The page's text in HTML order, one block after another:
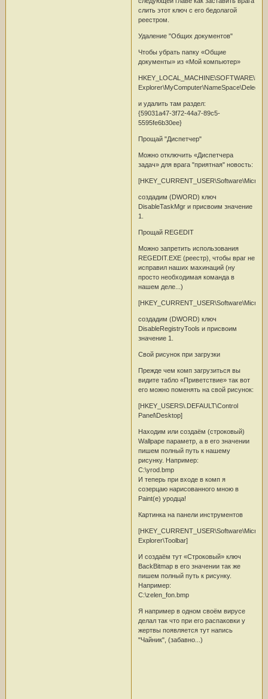
слить этот ключ с его бедолагой
реестром.
Удаление "Общих документов"
Чтобы убрать папку «Общие
документы» из «Мой компьютер»
и удалить там раздел:
{59031a47-3f72-44a7-89c5-
5595fe6b30ee}
Прощай "Диспетчер"
Можно отключить «Диспетчера
задач» для врага "приятная" новость:
создадим (DWORD) ключ
DisableTaskMgr и присвоим значение
1.
Прощай REGEDIT
Можно запретить использования
REGEDIT.EXE (реестр), чтобы враг не
исправил наших махинаций (ну
просто необходимая команда в
нашем деле...)
создадим (DWORD) ключ
DisableRegistryTools и присвоим
значение 1.
Свой рисунок при загрузки
Прежде чем комп загрузиться вы
видите табло «Приветствие» так вот
его можно поменять на свой рисунок:
[HKEY_USERS\.DEFAULT\Control
Panel\Desktop]
Находим или создаём (строковый)
Wallpape параметр, а в его значении
пишем полный путь к нашему
рисунку. Например:
С:\yrod.bmp
И теперь при входе в комп я
созерцаю нарисованного мною в
Paint(е) уродца!
Картинка на панели инструментов
Explorer\Toolbar]
И создаём тут «Строковый» ключ
BackBitmap в его значении так же
пишем полный путь к рисунку.
Например:
С:\zelen_fon.bmp
Я например в одном своём вирусе
делал так что при его распаковки у
жертвы появляется тут напись
"Чайник", (забавно...)